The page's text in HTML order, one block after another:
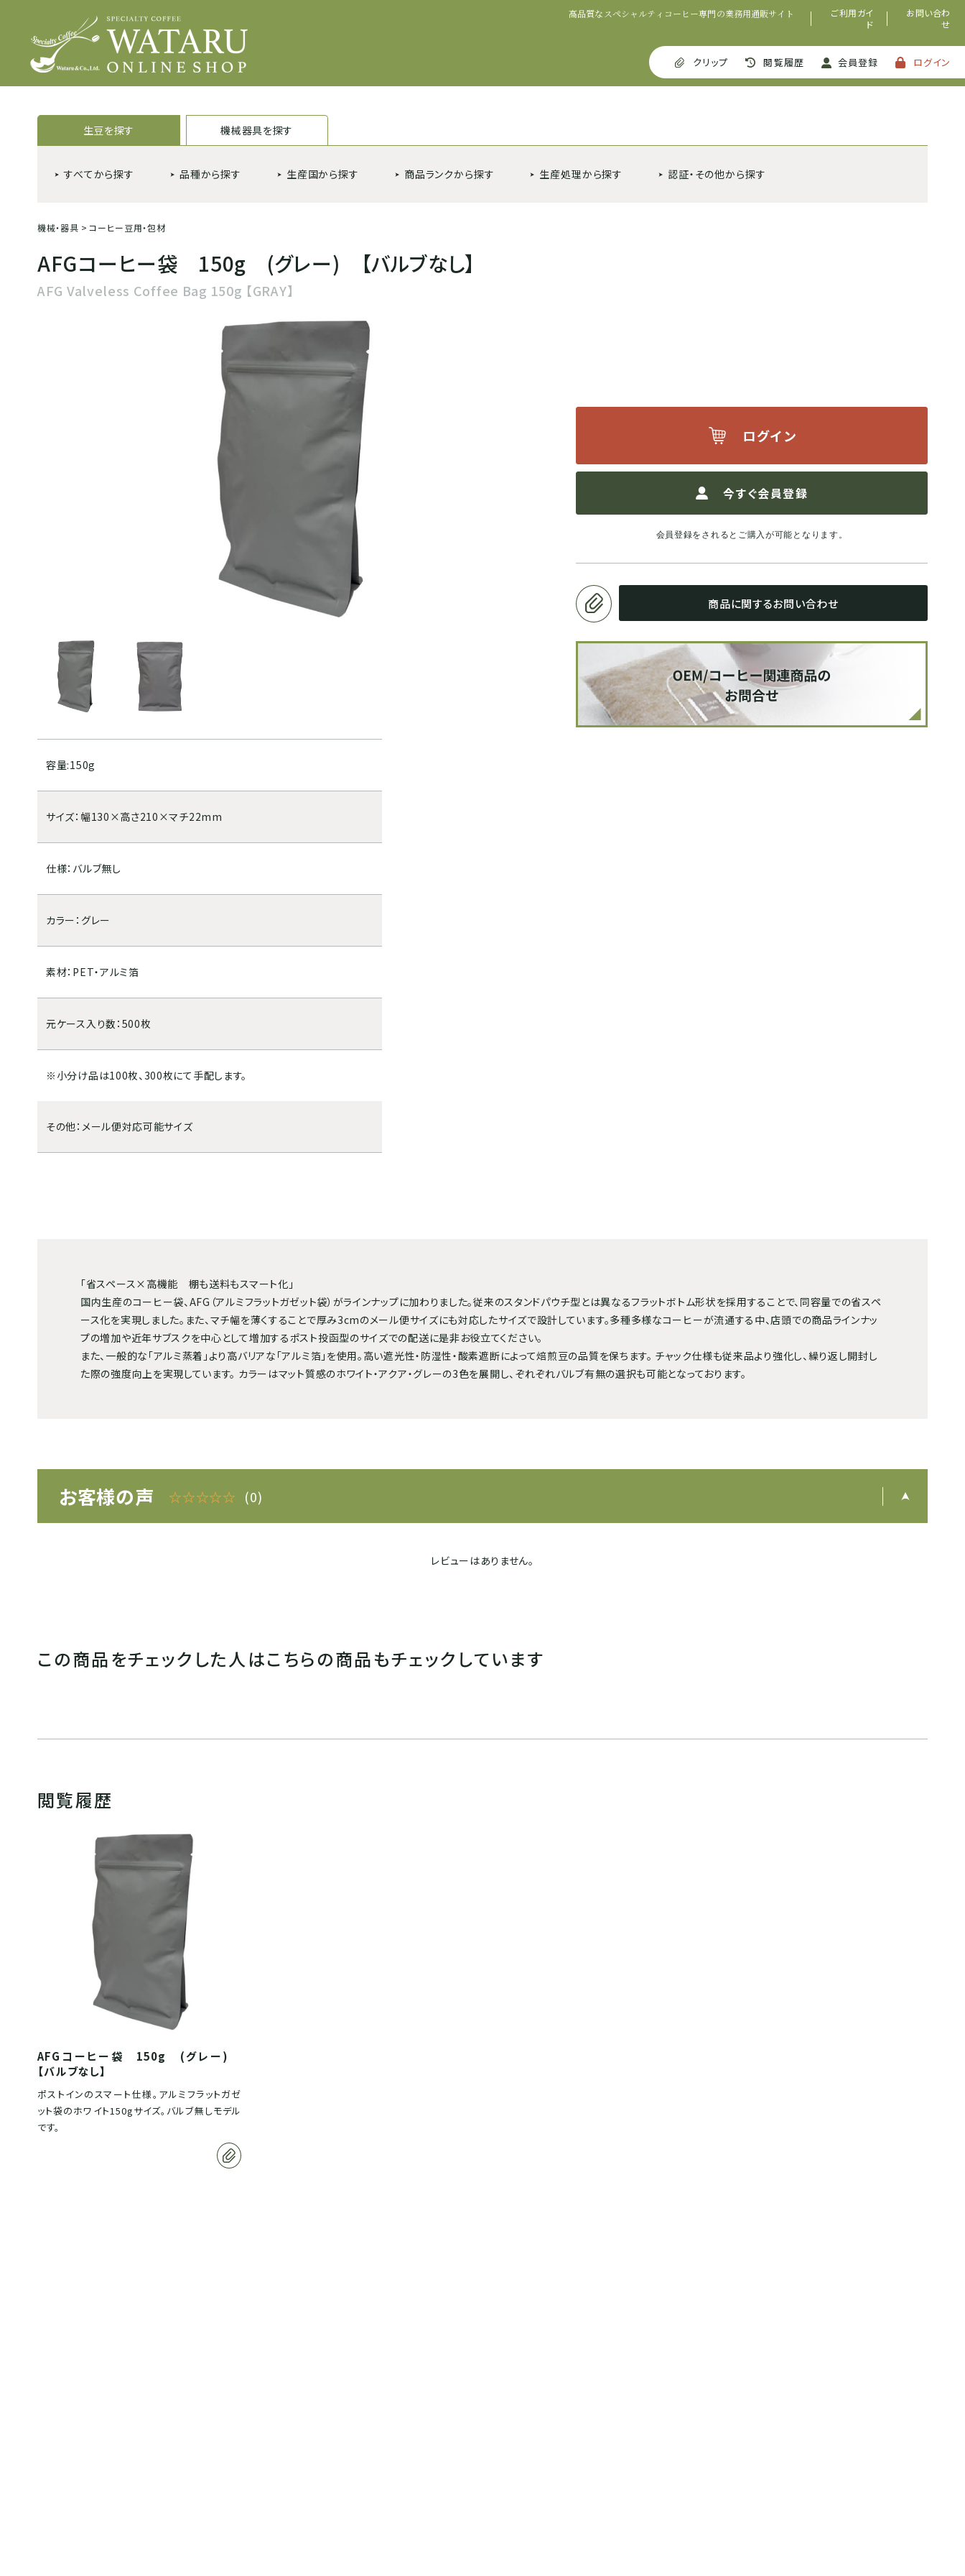
高品質なスペシャルティコーヒー専門の業務用通販サイト
ご利用ガイ
ド
お問い合わ
せ
クリップ 閲覧履歴 会員登録 ログイン
生豆を探す 機械器具を探す
すべてから探す 品種から探す 生産国から探す 商品ランクから探す 生産処理から探す 認証・その他から探す
機械・器具 > コーヒー豆用・包材
AFGコーヒー袋 150g (グレー) 【バルブなし】
AFG Valveless Coffee Bag 150g 【GRAY】
容量:150g
サイズ：幅130×高さ210×マチ22mm
仕様：バルブ無し
カラー：グレー
素材：PET・アルミ箔
元ケース入り数：500枚
※小分け品は100枚、300枚にて手配します。
その他：メール便対応可能サイズ
ログイン
今すぐ会員登録
会員登録をされるとご購入が可能となります。
商品に関するお問い合わせ
「省スペース×高機能 棚も送料もスマート化」
国内生産のコーヒー袋、AFG（アルミフラットガゼット袋）がラインナップに加わりました。従来のスタンドパウチ型とは異なるフラットボトム形状を採用することで、同容量での省スペ
ース化を実現しました。また、マチ幅を薄くすることで厚み3cmのメール便サイズにも対応したサイズで設計しています。多種多様なコーヒーが流通する中、店頭での商品ラインナッ
プの増加や近年サブスクを中心として増加するポスト投函型のサイズでの配送に是非お役立てください。
また、一般的な「アルミ蒸着」より高バリアな「アルミ箔」を使用。高い遮光性・防湿性・酸素遮断によって焙煎豆の品質を保ちます。 チャック仕様も従来品より強化し、繰り返し開封し
た際の強度向上を実現しています。 カラーはマット質感のホワイト・アクア・グレーの3色を展開し、ぞれぞれバルブ有無の選択も可能となっております。
お客様の声 ☆☆☆☆☆ (0)
レビューはありません。
この商品をチェックした人はこちらの商品もチェックしています
閲覧履歴
AFGコーヒー袋 150g (グレー)
【バルブなし】
ポストインのスマート仕様。アルミフラットガゼ
ット袋のホワイト150gサイズ。バルブ無しモデル
です。